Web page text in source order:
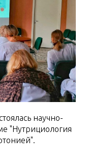
научно-
"Нутрициология